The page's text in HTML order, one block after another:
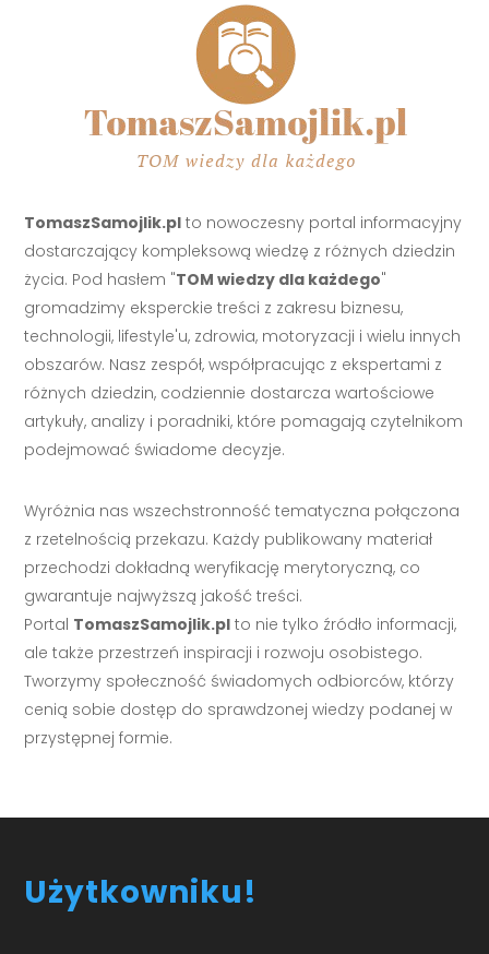
TomaszSamojlik.pl to nowoczesny portal informacyjny
dostarczający kompleksową wiedzę z różnych dziedzin
życia. Pod hasłem "TOM wiedzy dla każdego"
gromadzimy eksperckie treści z zakresu biznesu,
technologii, lifestyle'u, zdrowia, motoryzacji i wielu innych
obszarów. Nasz zespół, współpracując z ekspertami z
różnych dziedzin, codziennie dostarcza wartościowe
artykuły, analizy i poradniki, które pomagają czytelnikom
podejmować świadome decyzje.
Wyróżnia nas wszechstronność tematyczna połączona
z rzetelnością przekazu. Każdy publikowany materiał
przechodzi dokładną weryfikację merytoryczną, co
gwarantuje najwyższą jakość treści.
Portal TomaszSamojlik.pl to nie tylko źródło informacji,
ale także przestrzeń inspiracji i rozwoju osobistego.
Tworzymy społeczność świadomych odbiorców, którzy
cenią sobie dostęp do sprawdzonej wiedzy podanej w
przystępnej formie.
Użytkowniku!